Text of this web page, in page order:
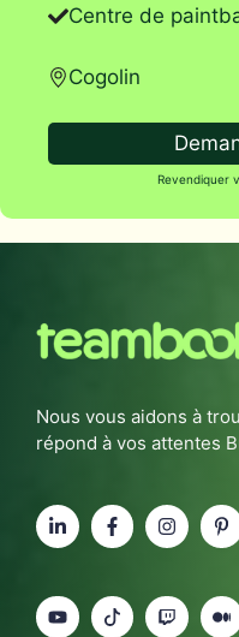
Centre de
Cogolin
Revendiquer
Nous vous aidons à
répond à vos attentes